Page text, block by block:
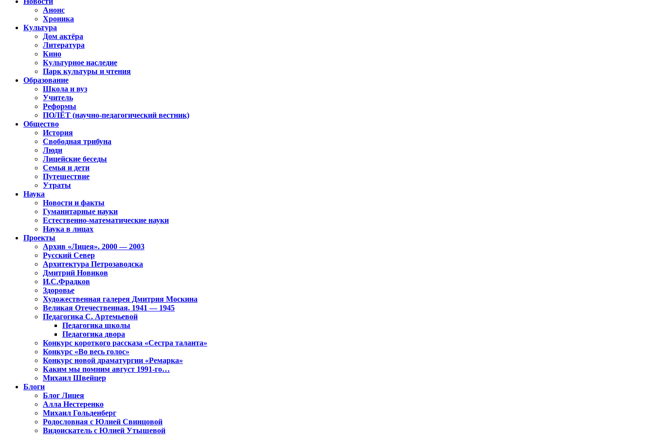
Анонс
Хроника
Культура
Дом актёра
Литература
Кино
Культурное наследие
Парк культуры и чтения
Образование
Школа и вуз
Учитель
Реформы
ПОЛЁТ (научно-педагогический вестник)
Общество
История
Свободная трибуна
Люди
Лицейские беседы
Семья и дети
Путешествие
Утраты
Наука
Новости и факты
Гуманитарные науки
Естественно-математические науки
Наука в лицах
Проекты
Архив «Лицея». 2000 — 2003
Русский Север
Архитектура Петрозаводска
Дмитрий Новиков
И.С.Фрадков
Здоровье
Художественная галерея Дмитрия Москина
Великая Отечественная. 1941 — 1945
Педагогика С. Артемьевой
Педагогика школы
Педагогика двора
Конкурс короткого рассказа «Сестра таланта»
Конкурс «Во весь голос»
Конкурс новой драматургии «Ремарка»
Каким мы помним август 1991-го…
Михаил Швейцер
Блоги
Блог Лицея
Алла Нестеренко
Михаил Гольденберг
Родословная с Юлией Свинцовой
Видоискатель с Юлией Утышевой